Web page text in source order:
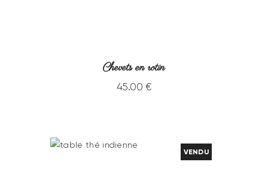
Chevets en rotin
45.00 €
VENDU